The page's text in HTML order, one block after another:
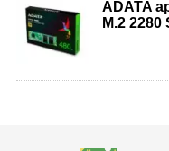
ADATA
M.2 2280